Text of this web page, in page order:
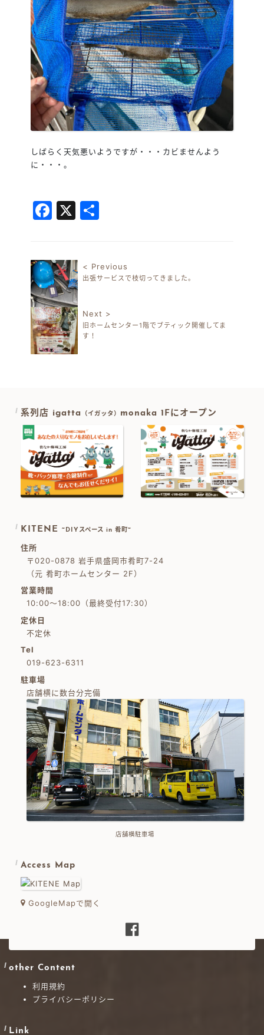
しばらく天気悪いようですが・・・カビませんよう
に・・・。
Facebook
X
投稿ナビゲーション
< Previous
出張サービスで枝切ってきました。
Next >
旧ホームセンター1階でブティック開催してま
す！
系列店 igatta （イガッタ） monaka 1Fにオープン
KITENE ~DIYスペース in 肴町~
住所
〒020-0878 岩手県盛岡市肴町7-24
（元 肴町ホームセンター 2F）
営業時間
10:00～18:00（最終受付17:30）
定休日
不定休
Tel
019-623-6311
駐車場
店舗横に数台分完備
店舗横駐車場
Access Map
GoogleMapで開く
other Content
利用規約
プライバシーポリシー
Link